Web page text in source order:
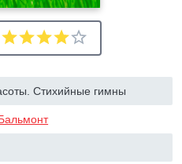
Стихийные гимны